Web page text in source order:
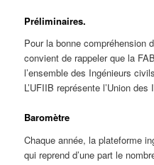
Préliminaires.
Pour la bonne compréhension
convient de rappeler que la
l’ensemble des Ingénieurs
L’UFIIB représente l’Union
Baromètre
Chaque année, la plateforme
qui reprend d’une part le